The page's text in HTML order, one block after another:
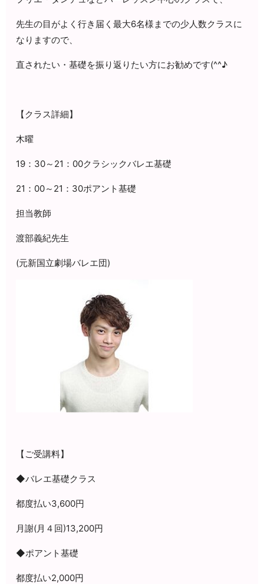
先生の目がよく行き届く最大6名様までの少人数クラスに
なりますので、
直されたい・基礎を振り返りたい方にお勧めです(^^♪
【クラス詳細】
木曜
19：30～21：00クラシックバレエ基礎
21：00～21：30ポアント基礎
担当教師
渡部義紀先生
(元新国立劇場バレエ団)
【ご受講料】
◆バレエ基礎クラス
都度払い3,600円
月謝(月４回)13,200円
◆ポアント基礎
都度払い2,000円